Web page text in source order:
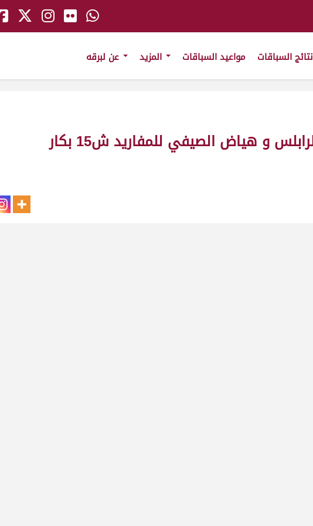
نتائج السباقات مواعيد السباقات
شمعه ملك_هادي بن راشد انديلة_مهرجان طرابلس و هياض الصيفي للمفاريد ش15 بكار